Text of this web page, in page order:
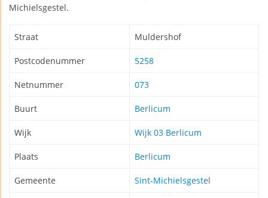
Michielsgestel.
Straat Muldershof
Postcodenummer 5258
Netnummer 073
Buurt Berlicum
Wijk Wijk 03 Berlicum
Plaats Berlicum
Gemeente Sint-Michielsgestel